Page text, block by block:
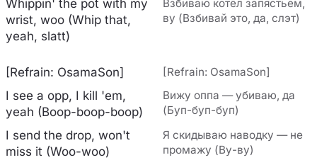
Whippin' the pot with my
wrist, woo (Whip that,
yeah, slatt)
Взбиваю котёл запястьем,
ву (Взбивай это, да, слэт)
[Refrain: OsamaSon] [Refrain: OsamaSon]
I see a opp, I kill 'em,
yeah (Boop-boop-boop)
Вижу оппа — убиваю, да
(Буп-буп-буп)
I send the drop, won't
miss it (Woo-woo)
Я скидываю наводку — не
промажу (Ву-ву)